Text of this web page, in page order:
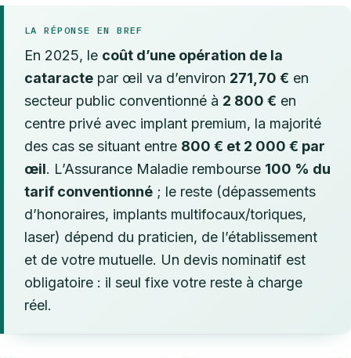
LA RÉPONSE EN BREF
En 2025, le coût d’une opération de la
cataracte par œil va d’environ 271,70 € en
secteur public conventionné à 2 800 € en
centre privé avec implant premium, la majorité
des cas se situant entre 800 € et 2 000 € par
œil. L’Assurance Maladie rembourse 100 % du
tarif conventionné ; le reste (dépassements
d’honoraires, implants multifocaux/toriques,
laser) dépend du praticien, de l’établissement
et de votre mutuelle. Un devis nominatif est
obligatoire : il seul fixe votre reste à charge
réel.